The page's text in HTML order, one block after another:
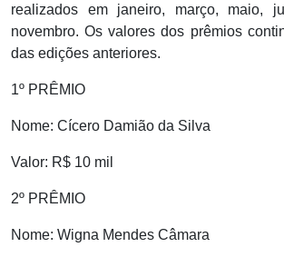
realizados em janeiro, março, maio,
novembro. Os valores dos prêmios
das edições anteriores.
1º PRÊMIO
Nome: Cícero Damião da Silva
Valor: R$ 10 mil
2º PRÊMIO
Nome: Wigna Mendes Câmara